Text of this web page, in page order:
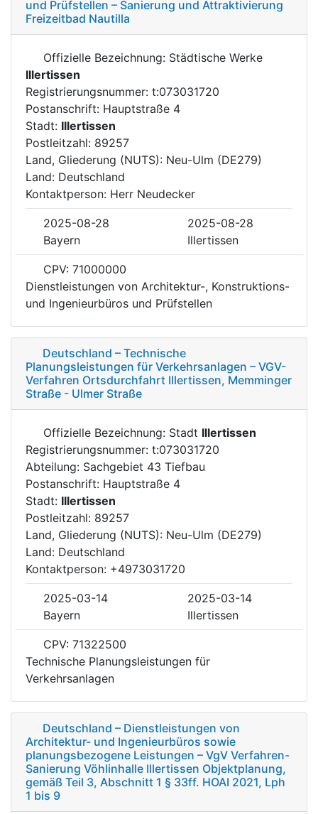
und Prüfstellen – Sanierung und Attraktivierung
Freizeitbad Nautilla
Offizielle Bezeichnung: Städtische Werke
Illertissen
Registrierungsnummer: t:073031720
Postanschrift: Hauptstraße 4
Stadt: Illertissen
Postleitzahl: 89257
Land, Gliederung (NUTS): Neu-Ulm (DE279)
Land: Deutschland
Kontaktperson: Herr Neudecker
2025-08-28
2025-08-28
Bayern
Illertissen
CPV: 71000000
Dienstleistungen von Architektur-, Konstruktions-
und Ingenieurbüros und Prüfstellen
Deutschland – Technische
Planungsleistungen für Verkehrsanlagen – VGV-
Verfahren Ortsdurchfahrt Illertissen, Memminger
Straße - Ulmer Straße
Offizielle Bezeichnung: Stadt Illertissen
Registrierungsnummer: t:073031720
Abteilung: Sachgebiet 43 Tiefbau
Postanschrift: Hauptstraße 4
Stadt: Illertissen
Postleitzahl: 89257
Land, Gliederung (NUTS): Neu-Ulm (DE279)
Land: Deutschland
Kontaktperson: +4973031720
2025-03-14
2025-03-14
Bayern
Illertissen
CPV: 71322500
Technische Planungsleistungen für
Verkehrsanlagen
Deutschland – Dienstleistungen von
Architektur- und Ingenieurbüros sowie
planungsbezogene Leistungen – VgV Verfahren-
Sanierung Vöhlinhalle Illertissen Objektplanung,
gemäß Teil 3, Abschnitt 1 § 33ff. HOAI 2021, Lph
1 bis 9